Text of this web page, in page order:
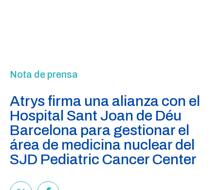
Nota de prensa
Atrys firma una alianza con el
Hospital Sant Joan de Déu
Barcelona para gestionar el
área de medicina nuclear del
SJD Pediatric Cancer Center